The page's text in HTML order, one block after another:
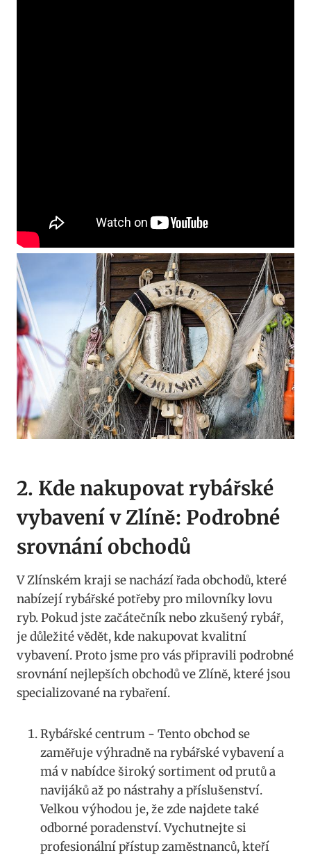
2.‌ Kde nakupovat rybářské⁣
vybavení⁣ v Zlíně: Podrobné
srovnání​ obchodů
V Zlínském⁤ kraji se⁢ nachází řada obchodů, které
⁢nabízejí‌ rybářské potřeby⁢ pro milovníky lovu
ryb. Pokud⁤ jste začátečník nebo zkušený rybář,
je důležité⁣ vědět, kde nakupovat ⁢kvalitní⁤
vybavení. Proto jsme pro ‍vás připravili podrobné
srovnání ‍nejlepších obchodů ⁢ve ‌Zlíně, ⁢které jsou
specializované na rybaření.
Rybářské centrum -⁢ Tento‌ obchod se
zaměřuje výhradně na rybářské ‍vybavení a
má⁢ v nabídce široký sortiment od prutů a
navijáků až po nástrahy a ​příslušenství.
Velkou výhodou je, ‍že zde najdete také
odborné poradenství. Vychutnejte ⁣si
profesionální přístup zaměstnanců, kteří